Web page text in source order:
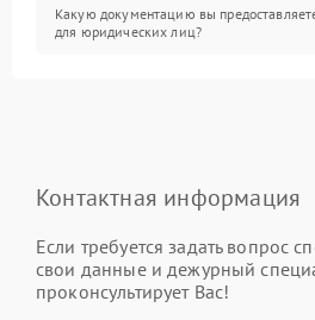
Какую документацию вы
для юридических лиц?
Контактная информация
Если требуется задать вопрос
свои данные и дежурный
проконсультирует Вас!